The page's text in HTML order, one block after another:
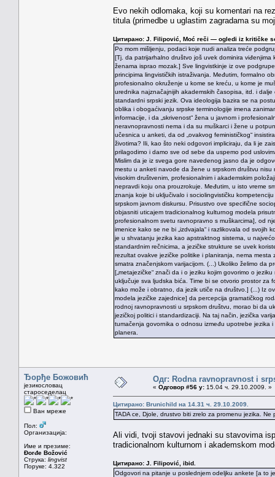
Evo nekih odlomaka, koji su komentari na
titula (primedbe u uglastim zagradama su
Цитирано: J. Filipović, Moć reči — ogledi iz kritičke
Po mom mišljenju, podaci koje nudi analiza treće
[Tj. da patrijarhalno društvo još uvek dominira
ženama isprao mozak.] Sve lingvistkinje iz ove
principima lingvističkih istraživanja. Međutim, formalno
profesionalno okruženje u kome se kreću, u kome je
urednika najznačajnijih akademskih časopisa, itd. i
standardni srpski jezik. Ova ideologija bazira se na
oblika i obogaćivanju srpske terminologije imena
informacije, i da „skrivenost“ žena u javnom i
neravnopravnosti nema i da su muškarci i žene u
učesnica u anketi, da od „ovakvog feminističkog“
životima? Ili, kao što neki odgovori impliciraju, da li je
prilagodimo i damo sve od sebe da uspemo pod
Mislim da je iz svega gore navedenog jasno da je
mestu u anketi navode da žene u srpskom društvu
visokim društvenim, profesionalnim i akademskim
nepravdi koju ona prouzrokuje. Međutim, u isto vreme
znanja koje bi uključivalo i sociolingvističku
srpskom javnom diskursu. Prisustvo ove specifične
objasniti uticajem tradicionalnog kulturnog modela
profesionalnom svetu ravnopravno s muškarcima], od
imenice kako se ne bi „izdvajala“ i razlikovala od
je u shvatanju jezika kao apstraktnog sistema, u
standardnim rečnicima, a jezičke strukture se uvek
rezultat ovakve jezičke politike i planiranja, nema mesta
smatra značenjskom varijacijom. (...) Ukoliko želimo da
[„metajezičke“ znači da i o jeziku kojim govorimo o
uključuje sva ljudska bića. Time bi se otvorio prostor
kako može i obratno, da jezik utiče na društvo.] (...) Iz
modela jezičke zajednice] da percepcija gramatičkog
rodnoj ravnopravnosti u srpskom društvu, morao bi da
jezičkoj politici i standardizaciji. Na taj način, jezička
tumačenja govornika o odnosu između upotrebe jezika
planera.
Ђорђе Божовић
језикословац
староседелац
Ван мреже
Пол:
Организација:
Име и презиме:
Đorđe Božović
Струка: lingvist
Поруке: 4.322
Одг: Rodna ravnopravnost i
« Одговор #56 у: 15.04 ч. 29.10.2009. »
Цитирано: Brunichild на 14.31 ч. 29.10.2009.
TADA ce, Djole, drustvo biti zrelo za promenu jezika. Ne
Ali vidi, tvoji stavovi jednaki su stavovima
tradicionalnom kulturnom i akademskom
Цитирано: J. Filipović, ibid.
Odgovori na pitanje u poslednjem odeljku ankete [a to